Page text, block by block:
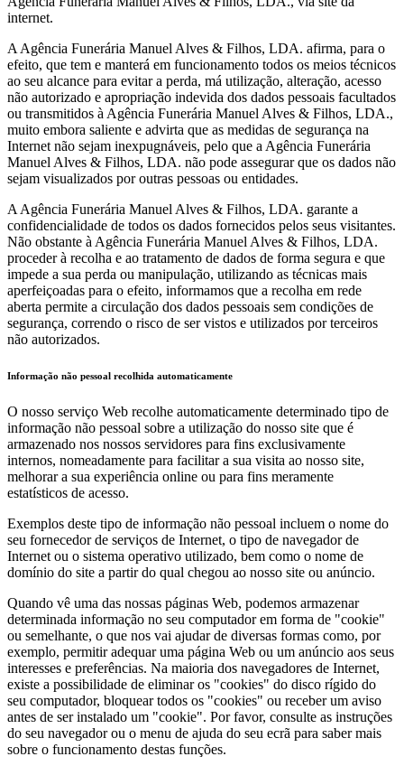
internet.
A Agência Funerária Manuel Alves & Filhos, LDA. afirma, para o
efeito, que tem e manterá em funcionamento todos os meios técnicos
ao seu alcance para evitar a perda, má utilização, alteração, acesso
não autorizado e apropriação indevida dos dados pessoais facultados
ou transmitidos à Agência Funerária Manuel Alves & Filhos, LDA.,
muito embora saliente e advirta que as medidas de segurança na
Internet não sejam inexpugnáveis, pelo que a Agência Funerária
Manuel Alves & Filhos, LDA. não pode assegurar que os dados não
sejam visualizados por outras pessoas ou entidades.
A Agência Funerária Manuel Alves & Filhos, LDA. garante a
confidencialidade de todos os dados fornecidos pelos seus visitantes.
Não obstante à Agência Funerária Manuel Alves & Filhos, LDA.
proceder à recolha e ao tratamento de dados de forma segura e que
impede a sua perda ou manipulação, utilizando as técnicas mais
aperfeiçoadas para o efeito, informamos que a recolha em rede
aberta permite a circulação dos dados pessoais sem condições de
segurança, correndo o risco de ser vistos e utilizados por terceiros
não autorizados.
Informação não pessoal recolhida automaticamente
O nosso serviço Web recolhe automaticamente determinado tipo de
informação não pessoal sobre a utilização do nosso site que é
armazenado nos nossos servidores para fins exclusivamente
internos, nomeadamente para facilitar a sua visita ao nosso site,
melhorar a sua experiência online ou para fins meramente
estatísticos de acesso.
Exemplos deste tipo de informação não pessoal incluem o nome do
seu fornecedor de serviços de Internet, o tipo de navegador de
Internet ou o sistema operativo utilizado, bem como o nome de
domínio do site a partir do qual chegou ao nosso site ou anúncio.
Quando vê uma das nossas páginas Web, podemos armazenar
determinada informação no seu computador em forma de "cookie"
ou semelhante, o que nos vai ajudar de diversas formas como, por
exemplo, permitir adequar uma página Web ou um anúncio aos seus
interesses e preferências. Na maioria dos navegadores de Internet,
existe a possibilidade de eliminar os "cookies" do disco rígido do
seu computador, bloquear todos os "cookies" ou receber um aviso
antes de ser instalado um "cookie". Por favor, consulte as instruções
do seu navegador ou o menu de ajuda do seu ecrã para saber mais
sobre o funcionamento destas funções.